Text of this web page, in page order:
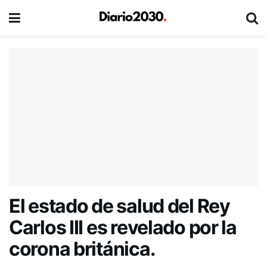
El estado de salud del Rey
Carlos III es revelado por la
corona británica.